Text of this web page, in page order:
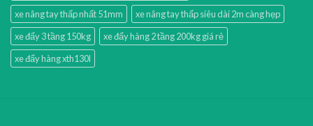
xe nâng tay thấp nhất 51mm
xe nâng tay thấp siêu dài 2m càng hẹp
xe đẩy 3 tầng 150kg
xe đẩy hàng 2 tầng 200kg giá rẻ
xe đẩy hàng xth130l